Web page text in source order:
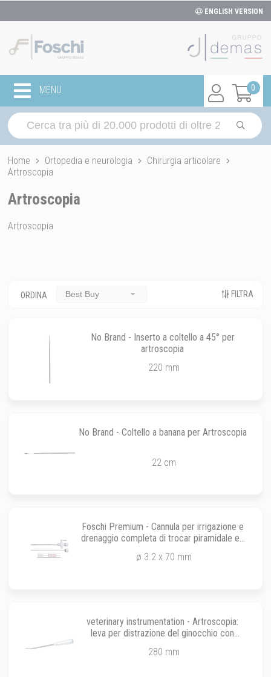
ENGLISH VERSION
0
MENU
Home Ortopedia e neurologia
Chirurgia articolare
Artroscopia
Artroscopia
Artroscopia
ORDINA Best Buy FILTRA
No Brand - Inserto a coltello a 45° per
artroscopia
220 mm
No Brand - Coltello a banana per Artroscopia
22 cm
Foschi Premium - Cannula per irrigazione e
drenaggio completa di trocar piramidale ed
ø 3.2 x 70 mm
veterinary instrumentation - Artroscopia:
leva per distrazione del ginocchio con
280 mm